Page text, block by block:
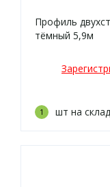
Профиль
тёмный 5,9м
1 шт на